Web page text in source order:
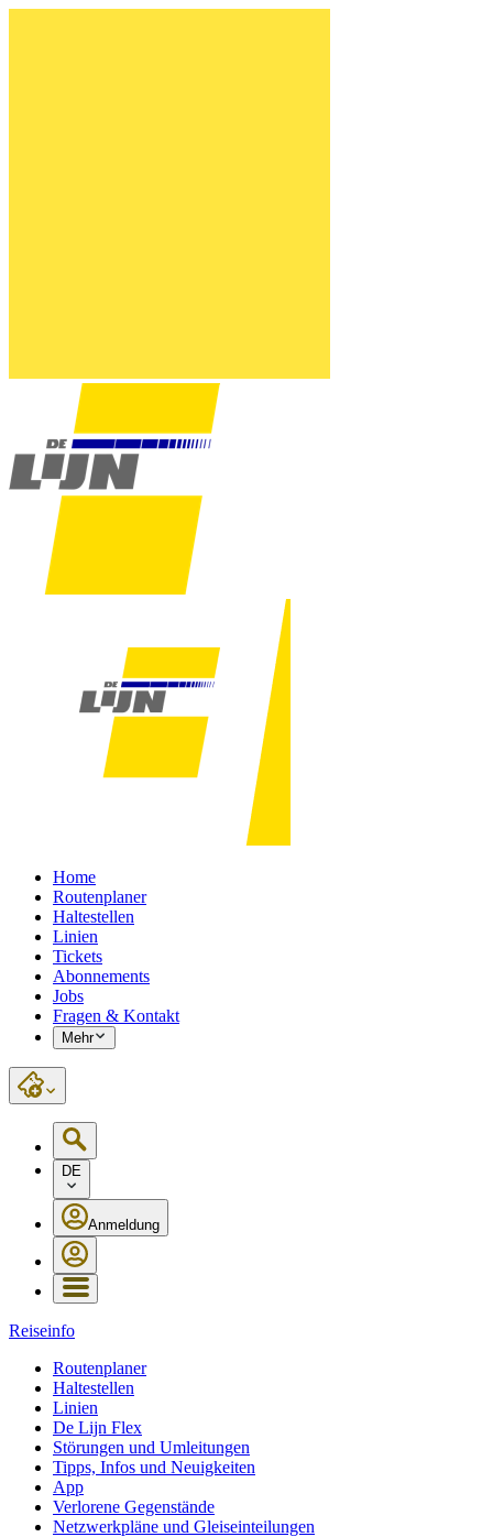
Home
Routenplaner
Haltestellen
Linien
Tickets
Abonnements
Jobs
Fragen & Kontakt
Mehr
DE
Anmeldung
Reiseinfo
Routenplaner
Haltestellen
Linien
De Lijn Flex
Störungen und Umleitungen
Tipps, Infos und Neuigkeiten
App
Verlorene Gegenstände
Netzwerkpläne und Gleiseinteilungen